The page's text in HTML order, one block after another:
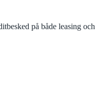
på både leasing och